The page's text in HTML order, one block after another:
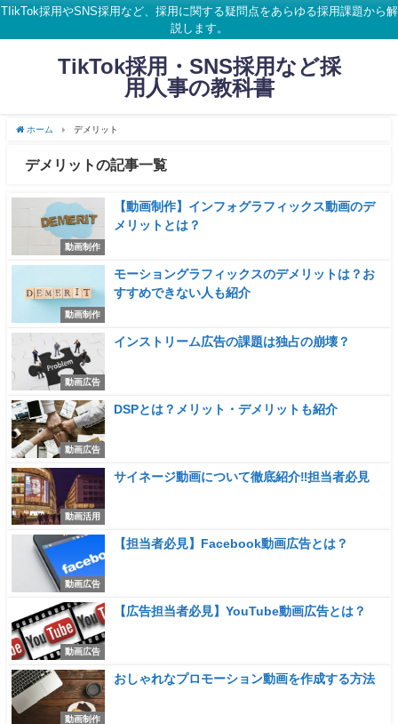
TIikTok採用やSNS採用など、採用に関する疑問点をあらゆる採用課題から解
説します。
TikTok採用・SNS採用など採
用人事の教科書
ホーム デメリット
デメリットの記事一覧
動画制作
【動画制作】インフォグラフィックス動画のデ
メリットとは？
動画制作
モーショングラフィックスのデメリットは？お
すすめできない人も紹介
動画広告
インストリーム広告の課題は独占の崩壊？
動画広告
DSPとは？メリット・デメリットも紹介
動画活用
サイネージ動画について徹底紹介‼︎担当者必見
動画広告
【担当者必見】Facebook動画広告とは？
動画広告
【広告担当者必見】YouTube動画広告とは？
動画制作
おしゃれなプロモーション動画を作成する方法